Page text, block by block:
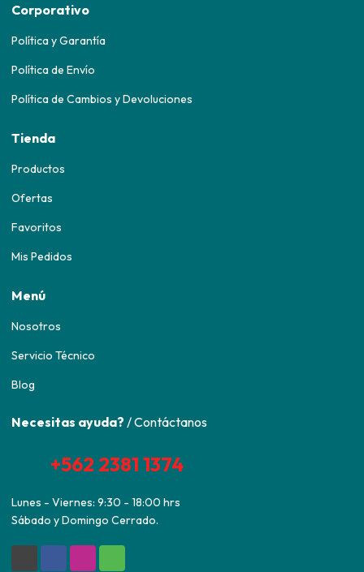
Corporativo
Política y Garantía
Política de Envío
Política de Cambios y Devoluciones
Tienda
Productos
Ofertas
Favoritos
Mis Pedidos
Menú
Nosotros
Servicio Técnico
Blog
Necesitas ayuda? / Contáctanos
+562 2381 1374
Lunes - Viernes: 9:30 - 18:00 hrs
Sábado y Domingo Cerrado.